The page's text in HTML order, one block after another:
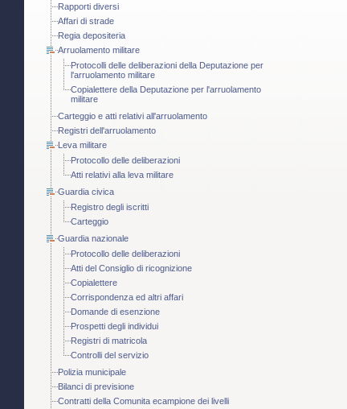
Rapporti diversi
Affari di strade
Regia depositeria
Arruolamento militare
Protocolli delle deliberazioni della Deputazione per
l'arruolamento militare
Copialettere della Deputazione per l'arruolamento
militare
Carteggio e atti relativi all'arruolamento
Registri dell'arruolamento
Leva militare
Protocollo delle deliberazioni
Atti relativi alla leva militare
Guardia civica
Registro degli iscritti
Carteggio
Guardia nazionale
Protocollo delle deliberazioni
Atti del Consiglio di ricognizione
Copialettere
Corrispondenza ed altri affari
Domande di esenzione
Prospetti degli individui
Registri di matricola
Controlli del servizio
Polizia municipale
Bilanci di previsione
Contratti della Comunita ecampione dei livelli